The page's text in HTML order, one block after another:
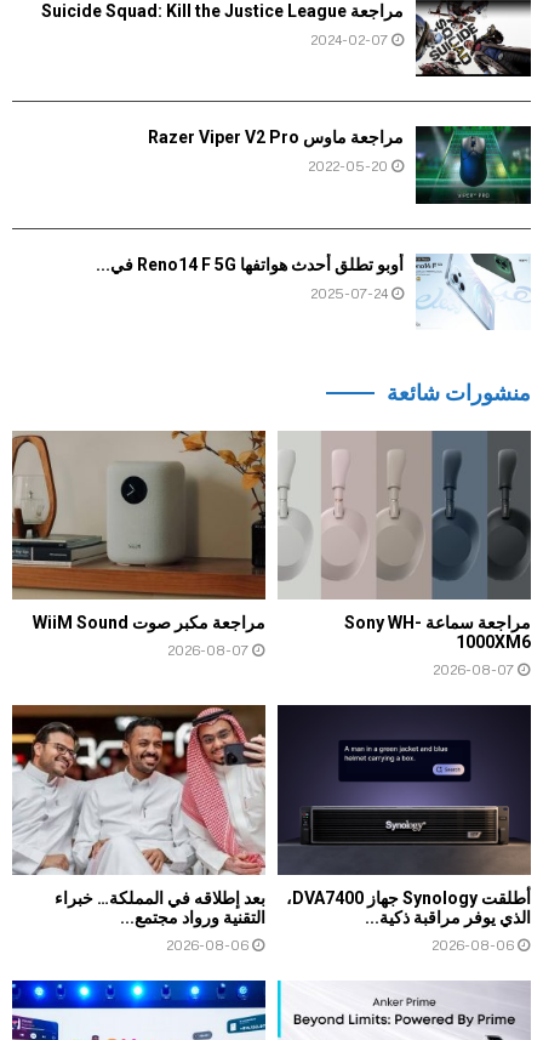
مراجعة Suicide Squad: Kill the Justice League
2024-02-07
مراجعة ماوس Razer Viper V2 Pro
2022-05-20
أوبو تطلق أحدث هواتفها Reno14 F 5G في...
2025-07-24
منشورات شائعة
مراجعة سماعة Sony WH-
1000XM6
2026-08-07
مراجعة مكبر صوت WiiM Sound
2026-08-07
أطلقت Synology جهاز DVA7400،
الذي يوفر مراقبة ذكية...
2026-08-06
بعد إطلاقه في المملكة… خبراء
التقنية ورواد مجتمع...
2026-08-06